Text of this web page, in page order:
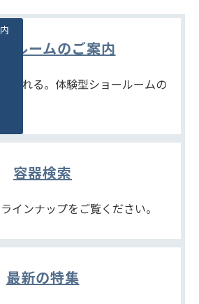
ールームのご案内
べられる。体験型ショールームの
容器検索
インナップをご覧ください。
最新の特集